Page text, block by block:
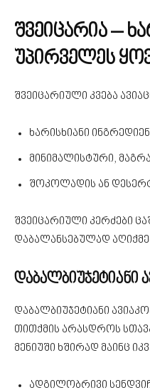
შვეიცარია –
უპირველეს
შვეიცარიული კვება
ხარისხიანი
მინიმალისტური,
შოკოლადის ან
შვეიცარიული კერძები
დაბალანსებულად
დაბალბიუჯეტიანი
დაბალბიუჯეტიანი
თითქმის არასდროს
მენიუში ხშირად მაინც
ადგილობრივი